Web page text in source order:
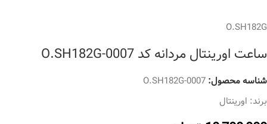
O.SH182G
ساعت اورینتال مردانه کد O.SH182G-0007
شناسه محصول:O.SH182G-0007
برند: اورینتال